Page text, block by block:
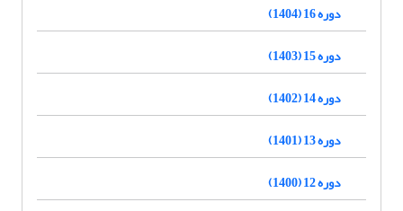
دوره 16 (1404)
دوره 15 (1403)
دوره 14 (1402)
دوره 13 (1401)
دوره 12 (1400)